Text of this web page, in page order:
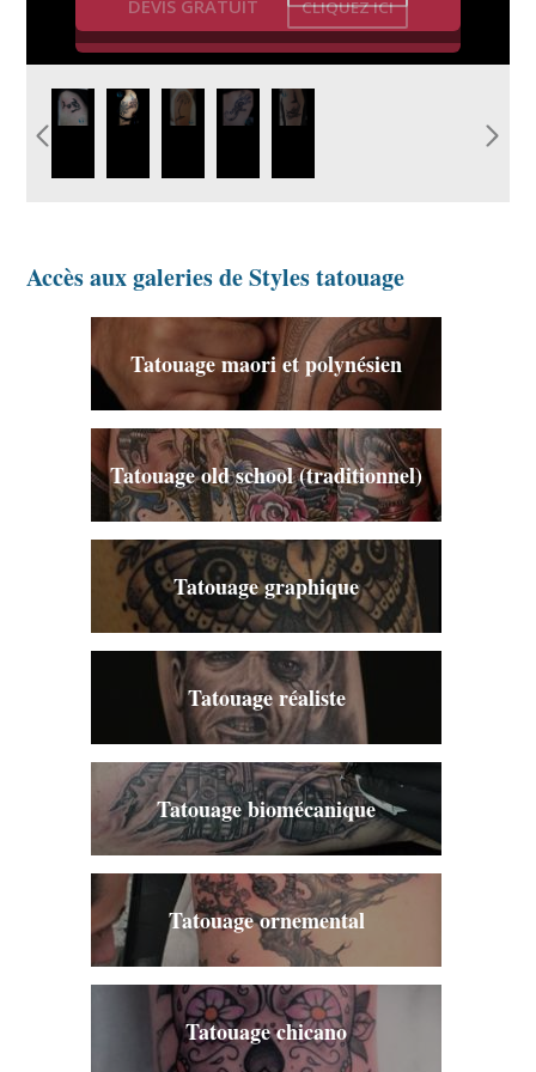
DEVIS GRATUIT CLIQUEZ ICI
idee-tatouage-poisson-tribal-
homme.jpg
image-tatouage-tribal-
fleurs.jpg
tatouage-tattoo-
tribal-palmier.jpg
tatouage-tribal-
lezard-dos-
tatouage-tribal-
requin-
Accès aux galeries de Styles tatouage
Tatouage maori et polynésien
Tatouage old school (traditionnel)
Tatouage graphique
Tatouage réaliste
Tatouage biomécanique
Tatouage ornemental
Tatouage chicano